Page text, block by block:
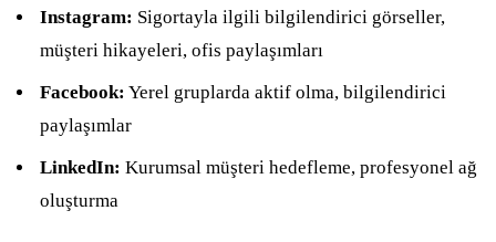
Instagram: Sigortayla ilgili bilgilendirici görseller,
müşteri hikayeleri, ofis paylaşımları
Facebook: Yerel gruplarda aktif olma, bilgilendirici
paylaşımlar
LinkedIn: Kurumsal müşteri hedefleme, profesyonel ağ
oluşturma